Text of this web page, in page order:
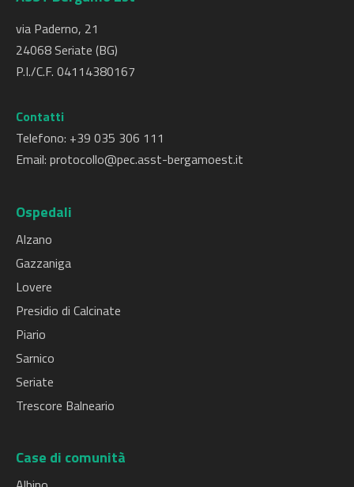
via Paderno, 21
24068 Seriate (BG)
P.I./C.F. 04114380167
Contatti
Telefono: +39 035 306 111
Email: protocollo@pec.asst-bergamoest.it
Ospedali
Alzano
Gazzaniga
Lovere
Presidio di Calcinate
Piario
Sarnico
Seriate
Trescore Balneario
Case di comunità